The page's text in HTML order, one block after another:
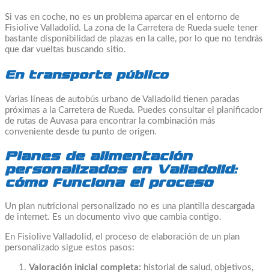
Si vas en coche, no es un problema aparcar en el entorno de
Fisiolive Valladolid. La zona de la Carretera de Rueda suele tener
bastante disponibilidad de plazas en la calle, por lo que no tendrás
que dar vueltas buscando sitio.
En transporte público
Varias líneas de autobús urbano de Valladolid tienen paradas
próximas a la Carretera de Rueda. Puedes consultar el planificador
de rutas de Auvasa para encontrar la combinación más
conveniente desde tu punto de origen.
Planes de alimentación
personalizados en Valladolid:
cómo funciona el proceso
Un plan nutricional personalizado no es una plantilla descargada
de internet. Es un documento vivo que cambia contigo.
En Fisiolive Valladolid, el proceso de elaboración de un plan
personalizado sigue estos pasos:
Valoración inicial completa: historial de salud, objetivos,